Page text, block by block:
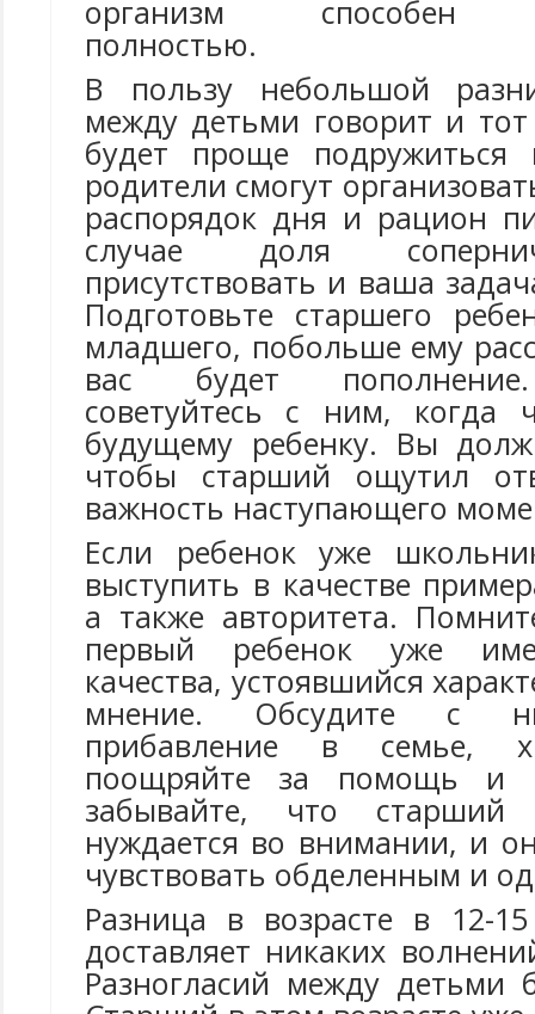
организм способен
полностью.
В пользу небольшой
между детьми говорит и
будет проще
родители смогут
распорядок дня и рацион
случае доля
присутствовать и ваша
Подготовьте старшего
младшего, побольше ему
вас будет
советуйтесь с ним, когда
будущему ребенку. Вы
чтобы старший ощутил
важность наступающего
Если ребенок уже
выступить в качестве
а также авторитета.
первый ребенок уже
качества, устоявшийся
мнение. Обсудите с
прибавление в семье,
поощряйте за помощь и
забывайте, что старший
нуждается во внимании, и
чувствовать обделенным и
Разница в возрасте в 12-
доставляет никаких
Разногласий между детьми